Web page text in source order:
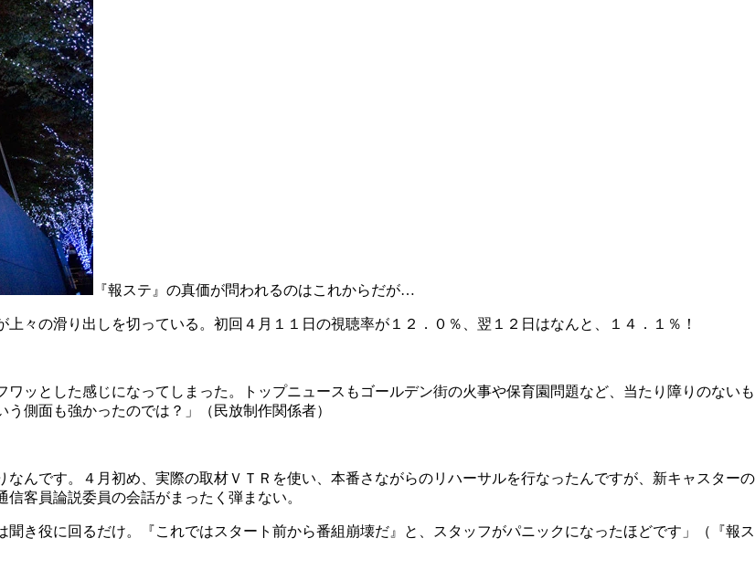
『報ステ』の真価が問われるのはこれからだが…
々の滑り出しを切っている。初回４月１１日の視聴率が１２．０％、翌１２日はなんと、１４．１％！
ッとした感じになってしまった。トップニュースもゴールデン街の火事や保育園問題など、当たり障りのないも
側面も強かったのでは？」（民放制作関係者）
んです。４月初め、実際の取材ＶＴＲを使い、本番さながらのリハーサルを行なったんですが、新キャスターの
客員論説委員の会話がまったく弾まない。
き役に回るだけ。『これではスタート前から番組崩壊だ』と、スタッフがパニックになったほどです」（『報ス